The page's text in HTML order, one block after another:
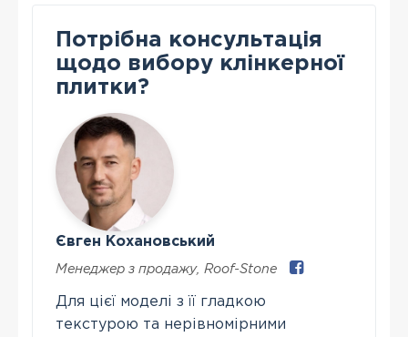
Потрібна консультація
щодо вибору клінкерної
плитки?
Євген Кохановський
Менеджер з продажу, Roof-Stone
Для цієї моделі з її гладкою
текстурою та нерівномірними